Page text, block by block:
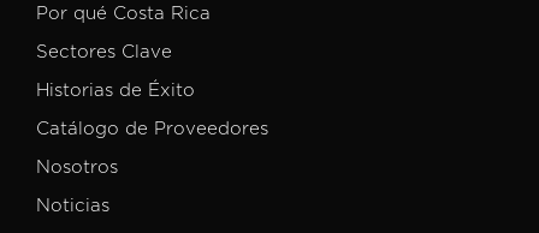
Por qué Costa Rica
Sectores Clave
Historias de Éxito
Catálogo de Proveedores
Nosotros
Noticias